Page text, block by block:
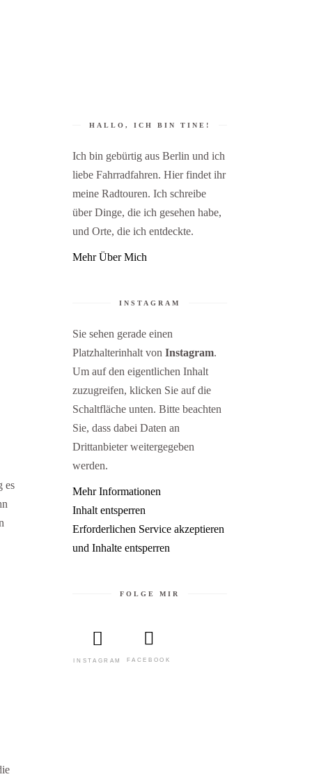
es
HALLO, ICH BIN TINE!
Ich bin gebürtig aus Berlin und ich
liebe Fahrradfahren. Hier findet ihr
meine Radtouren. Ich schreibe
über Dinge, die ich gesehen habe,
und Orte, die ich entdeckte.
Mehr Über Mich
INSTAGRAM
Sie sehen gerade einen
Platzhalterinhalt von Instagram.
Um auf den eigentlichen Inhalt
zuzugreifen, klicken Sie auf die
Schaltfläche unten. Bitte beachten
Sie, dass dabei Daten an
Drittanbieter weitergegeben
werden.
Mehr Informationen
Inhalt entsperren
Erforderlichen Service akzeptieren
und Inhalte entsperren
FOLGE MIR
INSTAGRAM FACEBOOK